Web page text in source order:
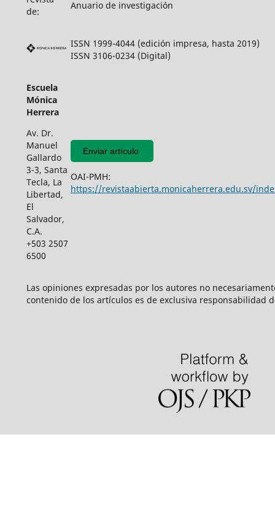
de:
Anuario de investigación
ISSN 1999-4044 (edición impresa, hasta 2019)
ISSN 3106-0234 (Digital)
Escuela
Mónica
Herrera
Av. Dr.
Manuel
Gallardo
3-3, Santa
Tecla, La
Libertad,
El
Salvador,
C.A.
+503 2507
6500
Enviar artículo
OAI-PMH:
https://revistaabierta.monicaherrera.edu.sv/
Las opiniones expresadas por los autores no
contenido de los artículos es de exclusiva responsabilidad